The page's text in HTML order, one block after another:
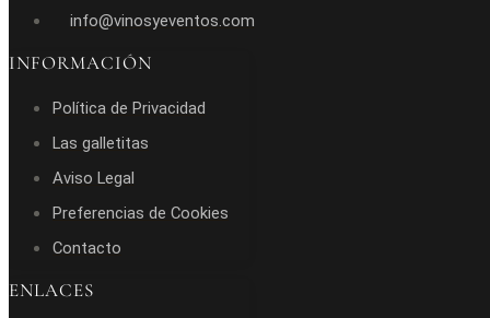
info@vinosyeventos.com
INFORMACIÓN
Política de Privacidad
Las galletitas
Aviso Legal
Preferencias de Cookies
Contacto
ENLACES